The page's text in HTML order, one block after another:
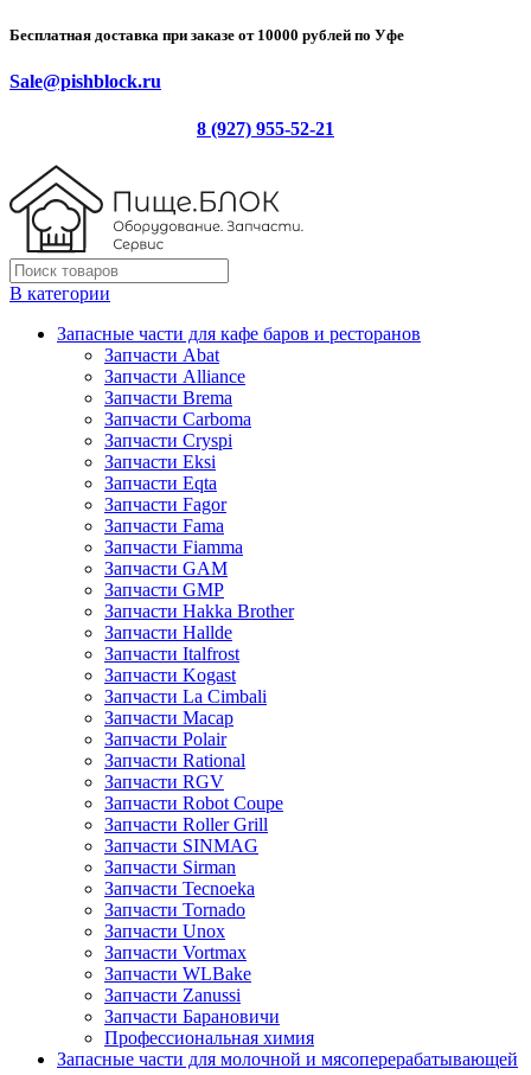
Бесплатная доставка при заказе от 10000 рублей по Уфе
Sale@pishblock.ru
8 (927) 955-52-21
В категории
Запасные части для кафе баров и ресторанов
Запчасти Abat
Запчасти Alliance
Запчасти Brema
Запчасти Carboma
Запчасти Cryspi
Запчасти Eksi
Запчасти Eqta
Запчасти Fagor
Запчасти Fama
Запчасти Fiamma
Запчасти GAM
Запчасти GMP
Запчасти Hakka Brother
Запчасти Hallde
Запчасти Italfrost
Запчасти Kogast
Запчасти La Cimbali
Запчасти Macap
Запчасти Polair
Запчасти Rational
Запчасти RGV
Запчасти Robot Coupe
Запчасти Roller Grill
Запчасти SINMAG
Запчасти Sirman
Запчасти Tecnoeka
Запчасти Tornado
Запчасти Unox
Запчасти Vortmax
Запчасти WLBake
Запчасти Zanussi
Запчасти Барановичи
Профессиональная химия
Запасные части для молочной и мясоперерабатывающей